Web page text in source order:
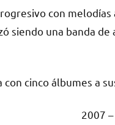
con
siendo una banda
cinco álbumes a
2007 –